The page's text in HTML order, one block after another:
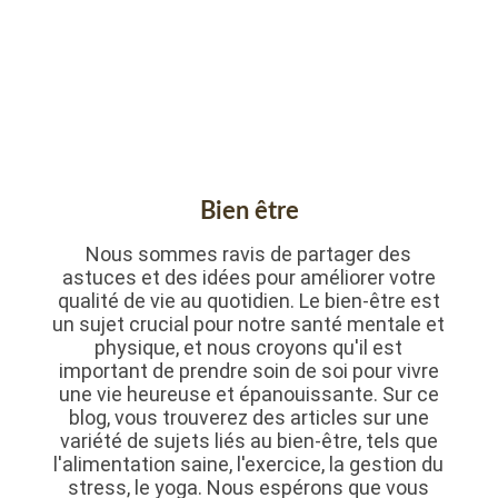
Bien être
Nous sommes ravis de partager des
astuces et des idées pour améliorer votre
qualité de vie au quotidien. Le bien-être est
un sujet crucial pour notre santé mentale et
physique, et nous croyons qu'il est
important de prendre soin de soi pour vivre
une vie heureuse et épanouissante. Sur ce
blog, vous trouverez des articles sur une
variété de sujets liés au bien-être, tels que
l'alimentation saine, l'exercice, la gestion du
stress, le yoga. Nous espérons que vous